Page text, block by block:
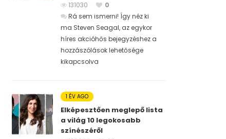
131030
0
Rá sem ismerni! Így néz ki
ma Steven Seagal, az egykor
híres akcióhős bejegyzéshez a
hozzászólások lehetősége
kikapcsolva
1 ÉV AGO
Elképesztően meglepő lista
a világ 10 legokosabb
színészéről